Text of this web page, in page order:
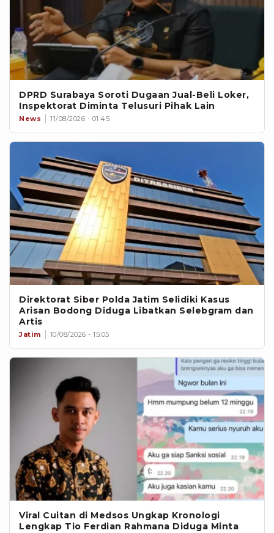
DPRD Surabaya Soroti Dugaan Jual-Beli Loker,
Inspektorat Diminta Telusuri Pihak Lain
News 11/08/2026 - 01:45
Direktorat Siber Polda Jatim Selidiki Kasus
Arisan Bodong Diduga Libatkan Selebgram dan
Artis
Jatim 10/08/2026 - 15:05
Viral Cuitan di Medsos Ungkap Kronologi
Lengkap Tio Ferdian Rahmana Diduga Minta